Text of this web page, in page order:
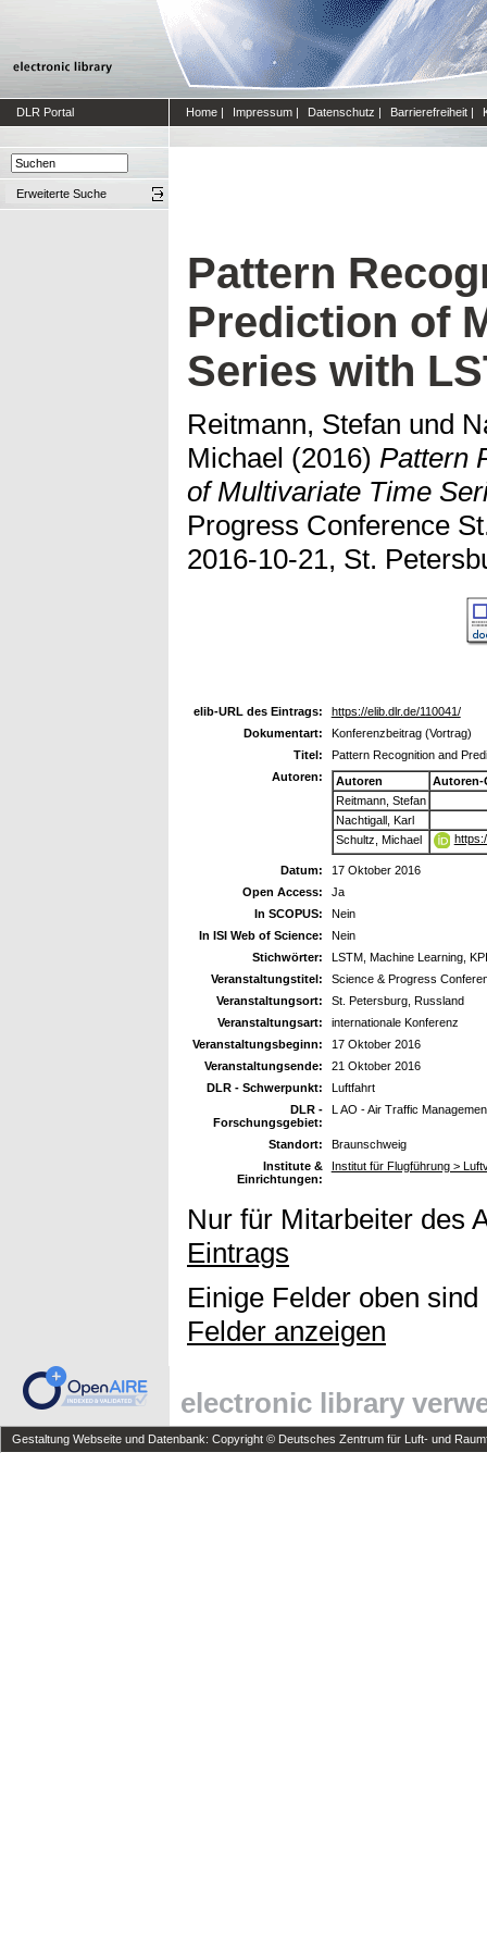
DLR Portal Home | Impressum | Datenschutz | Barrierefreiheit |
Erweiterte Suche
Pattern
Prediction of
Series with
Reitmann, Stefan und
Michael (2016) Pattern
of Multivariate Time
Progress Conference
2016-10-21, St.
elib-URL des Eintrags:
https://elib.dlr.de/110041/
Dokumentart:
Konferenzbeitrag (Vortrag)
Titel:
Pattern Recognition and
Autoren:
Autoren
Autoren-
Reitmann, Stefan
Nachtigall, Karl
Schultz, Michael
Datum:
17 Oktober 2016
Open Access:
Ja
In SCOPUS:
Nein
In ISI Web of Science:
Nein
Stichwörter:
LSTM, Machine Learning, KPI
Veranstaltungstitel:
Science & Progress
Veranstaltungsort:
St. Petersburg, Russland
Veranstaltungsart:
internationale Konferenz
Veranstaltungsbeginn:
17 Oktober 2016
Veranstaltungsende:
21 Oktober 2016
DLR - Schwerpunkt:
Luftfahrt
DLR -
Forschungsgebiet:
L AO - Air Traffic
Standort:
Braunschweig
Institute &
Einrichtungen:
Institut für Flugführung >
Nur für Mitarbeiter des
Eintrags
Einige Felder oben
Felder anzeigen
electronic library
Gestaltung Webseite und Datenbank: Copyright © Deutsches Zentrum für Luft- und